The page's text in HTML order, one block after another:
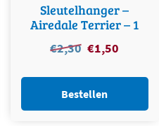
Sleutelhanger –
Airedale Terrier – 1
€2,30 Oorspronkelijke
was:
€2,30.
€1,50
is:
Bestellen